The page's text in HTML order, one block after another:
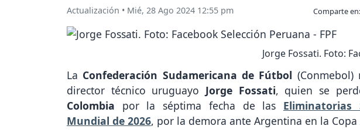
Actualización • Mié, 28 Ago 2024 12:55 pm Comparte en:
Jorge Fossati. Foto:
La Confederación Sudamericana de Fútbol
director técnico uruguayo Jorge Fossati, quien se
Colombia por la séptima fecha de las Eliminatorias
Mundial de 2026, por la demora ante Argentina en la Copa